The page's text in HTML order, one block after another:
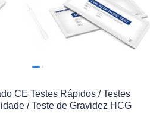
CE Testes Rápidos / Testes
/ Teste de Gravidez HCG